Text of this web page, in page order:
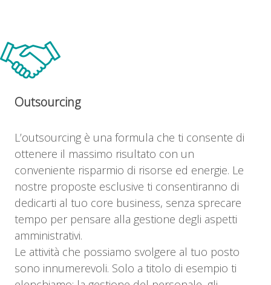
Outsourcing
L’outsourcing è una formula che ti consente di
ottenere il massimo risultato con un
conveniente risparmio di risorse ed energie. Le
nostre proposte esclusive ti consentiranno di
dedicarti al tuo core business, senza sprecare
tempo per pensare alla gestione degli aspetti
amministrativi.
Le attività che possiamo svolgere al tuo posto
sono innumerevoli. Solo a titolo di esempio ti